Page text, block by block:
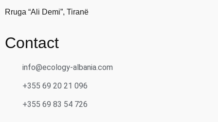
Rruga “Ali Demi”, Tiranë
Contact
info@ecology-albania.com
+355 69 20 21 096
+355 69 83 54 726